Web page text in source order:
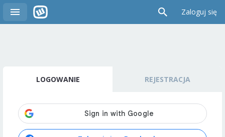
Zaloguj się
LOGOWANIE REJESTRACJA